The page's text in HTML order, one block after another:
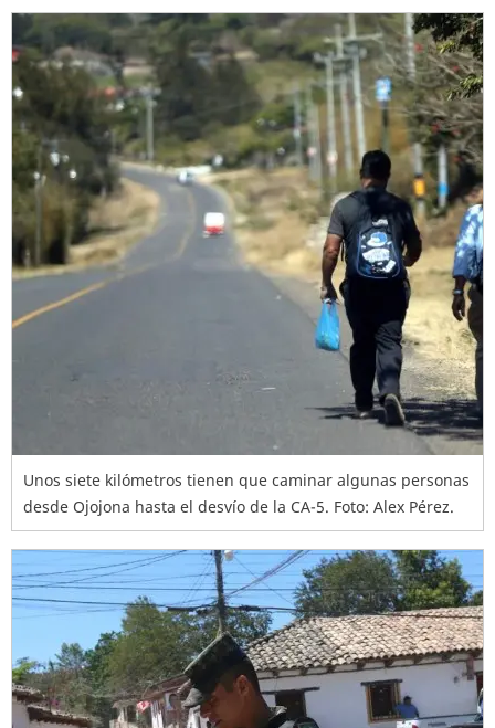
Unos siete kilómetros tienen que caminar algunas personas
desde Ojojona hasta el desvío de la CA-5. Foto: Alex Pérez.